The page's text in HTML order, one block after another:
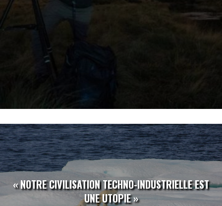
« NOTRE CIVILISATION TECHNO-INDUSTRIELLE EST
UNE UTOPIE »